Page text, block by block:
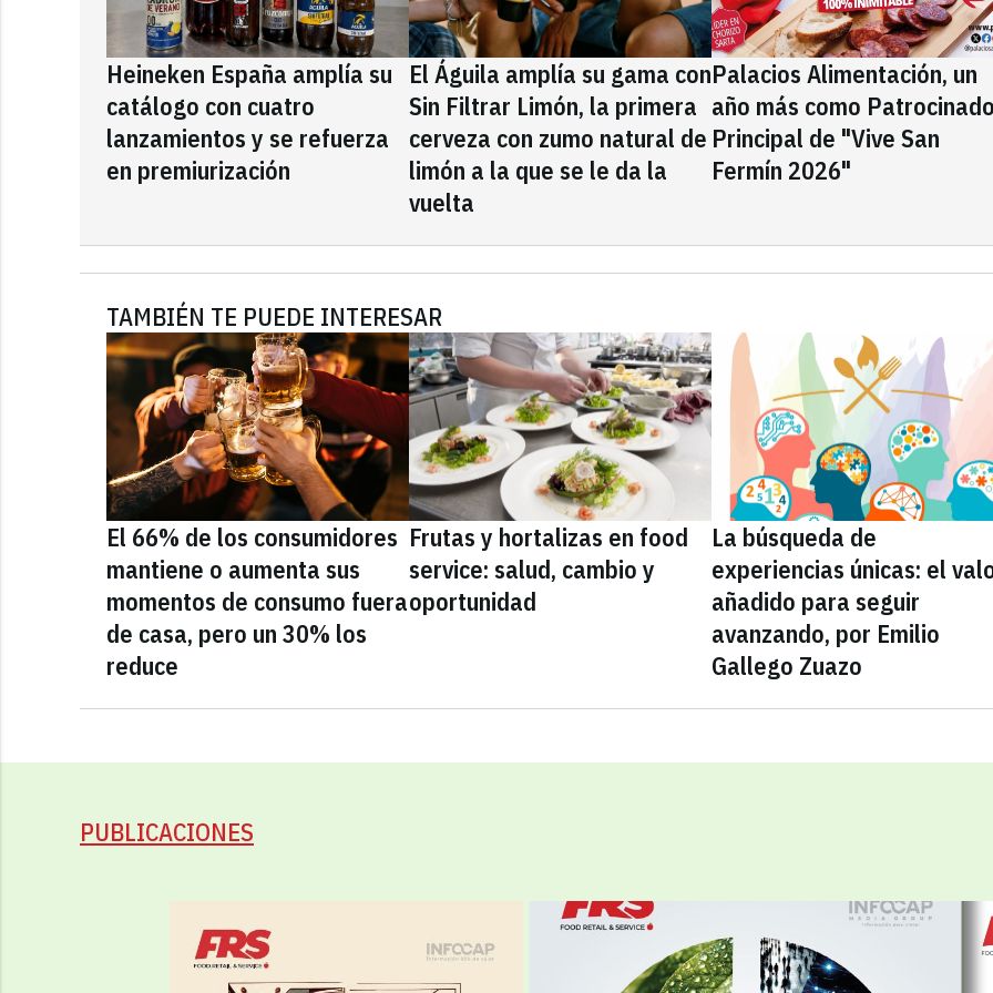
Heineken España amplía su
catálogo con cuatro
lanzamientos y se refuerza
en premiurización
El Águila amplía su gama con
Sin Filtrar Limón, la primera
cerveza con zumo natural de
limón a la que se le da la
vuelta
Palacios Alimentación, un
año más como
Principal de "Vive San
Fermín 2026"
TAMBIÉN TE PUEDE INTERESAR
El 66% de los consumidores
mantiene o aumenta sus
momentos de consumo fuera
de casa, pero un 30% los
reduce
Frutas y hortalizas en food
service: salud, cambio y
oportunidad
La búsqueda de
experiencias únicas: el
añadido para seguir
avanzando, por Emilio
Gallego Zuazo
PUBLICACIONES